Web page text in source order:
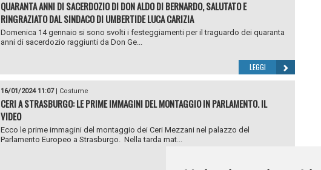
QUARANTA ANNI DI SACERDOZIO DI DON ALDO DI BERNARDO, SALUTATO E
RINGRAZIATO DAL SINDACO DI UMBERTIDE LUCA CARIZIA
Domenica 14 gennaio si sono svolti i festeggiamenti per il traguardo dei quaranta
anni di sacerdozio raggiunti da Don Ge...
LEGGI
16/01/2024 11:07| Costume
CERI A STRASBURGO: LE PRIME IMMAGINI DEL MONTAGGIO IN PARLAMENTO. IL
VIDEO
Ecco le prime immagini del montaggio dei Ceri Mezzani nel palazzo del
Parlamento Europeo a Strasburgo. Nella tarda mat...